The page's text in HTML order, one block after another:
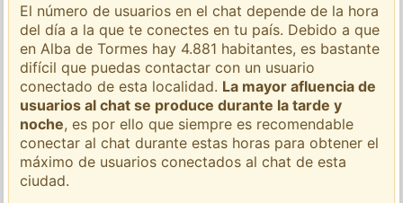
El número de usuarios en el chat depende de la hora
del día a la que te conectes en tu país. Debido a que
en Alba de Tormes hay 4.881 habitantes, es bastante
difícil que puedas contactar con un usuario
conectado de esta localidad. La mayor afluencia de
usuarios al chat se produce durante la tarde y
noche, es por ello que siempre es recomendable
conectar al chat durante estas horas para obtener el
máximo de usuarios conectados al chat de esta
ciudad.